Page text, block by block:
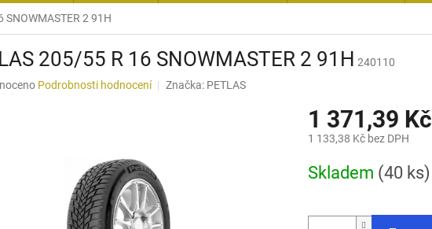
SNOWMASTER 2 91H
205/55 R 16 SNOWMASTER 2 91H 240110
Podrobnosti hodnocení Značka: PETLAS
1 371,39 Kč
1 133,38 Kč bez DPH
cena:
Skladem (40 ks)